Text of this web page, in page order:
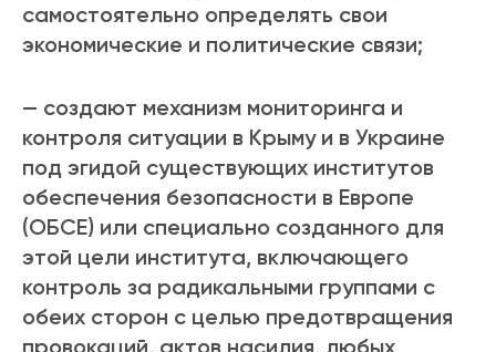
самостоятельно определять свои
экономические и политические связи;
— создают механизм мониторинга и
контроля ситуации в Крыму и в Украине
под эгидой существующих институтов
обеспечения безопасности в Европе
(ОБСЕ) или специально созданного для
этой цели института, включающего
контроль за радикальными группами с
обеих сторон с целью предотвращения
провокаций, актов насилия, любых